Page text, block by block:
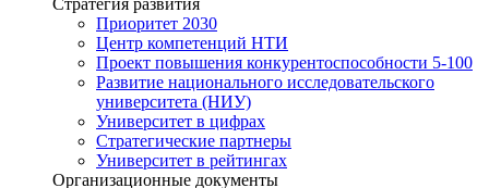
Приоритет 2030
Центр компетенций НТИ
Проект повышения конкурентоспособности 5-100
Развитие национального исследовательского
университета (НИУ)
Университет в цифрах
Стратегические партнеры
Университет в рейтингах
Организационные документы